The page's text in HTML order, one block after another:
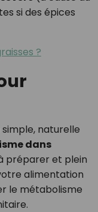
si des épices
?
naturelle
dans
préparer et plein
alimentation
le métabolisme